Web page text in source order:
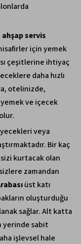
ahşap servis
için yemek
çeşitlerine ihtiyaç
daha hızlı
otelinizde,
ve içecek
veya
Bir kaç
kurtacak olan
zamandan
üst katı
oluşturduğu
sağlar. Alt katta
yerinde sabit
işlevsel hale